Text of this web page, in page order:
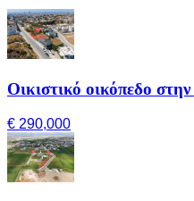
Οικιστικό οικόπεδο
€ 290,000